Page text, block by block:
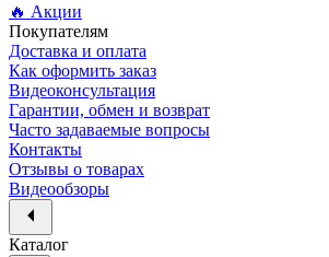
🔥 Акции
Покупателям
Доставка и оплата
Как оформить заказ
Видеоконсультация
Гарантии, обмен и возврат
Часто задаваемые вопросы
Контакты
Отзывы о товарах
Видеообзоры
Каталог